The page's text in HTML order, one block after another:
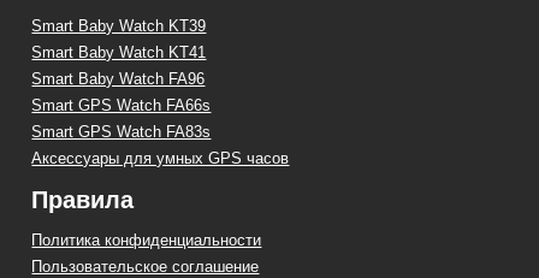
Smart Baby Watch KT39
Smart Baby Watch KT41
Smart Baby Watch FA96
Smart GPS Watch FA66s
Smart GPS Watch FA83s
Аксессуары для умных GPS часов
Правила
Политика конфиденциальности
Пользовательское соглашение